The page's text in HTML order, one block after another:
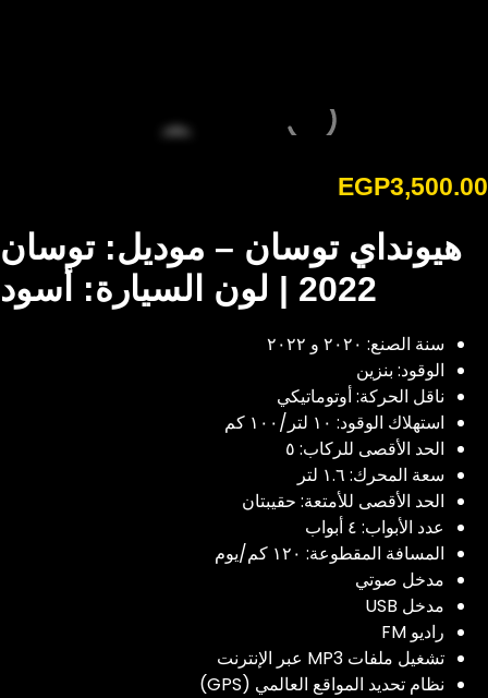
EGP3,500.00
هيونداي توسان – موديل: توسان
2022 | لون السيارة: أسود
سنة الصنع: ٢٠٢٠ و ٢٠٢٢
الوقود: بنزين
ناقل الحركة: أوتوماتيكي
استهلاك الوقود: ١٠ لتر/١٠٠ كم
الحد الأقصى للركاب: ٥
سعة المحرك: ١.٦ لتر
الحد الأقصى للأمتعة: حقيبتان
عدد الأبواب: ٤ أبواب
المسافة المقطوعة: ١٢٠ كم/يوم
مدخل صوتي
مدخل USB
راديو FM
تشغيل ملفات MP3 عبر الإنترنت
نظام تحديد المواقع العالمي (GPS)